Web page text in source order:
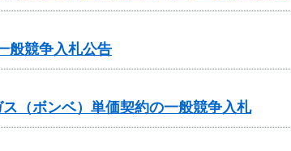
般競争入札公告
（ボンベ）単価契約の一般競争入札